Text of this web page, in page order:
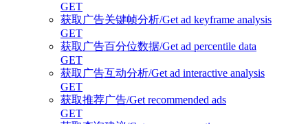
GET
获取广告关键帧分析/Get ad keyframe analysis
GET
获取广告百分位数据/Get ad percentile data
GET
获取广告互动分析/Get ad interactive analysis
GET
获取推荐广告/Get recommended ads
GET